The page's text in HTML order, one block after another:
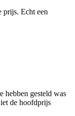
prijs. Echt een
hebben gesteld was
de hoofdprijs